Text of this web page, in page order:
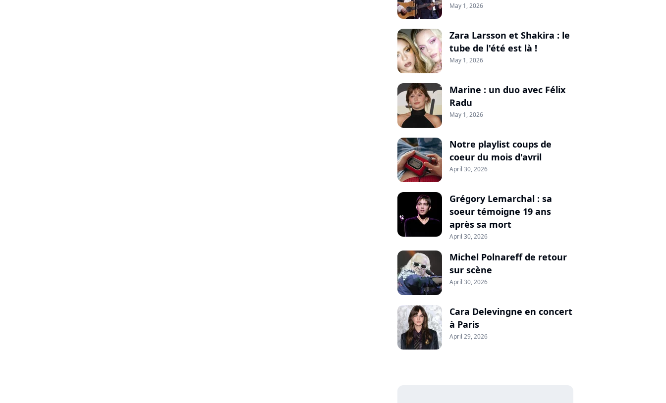
May 1, 2026
Zara Larsson et Shakira : le
tube de l'été est là !
May 1, 2026
Marine : un duo avec Félix
Radu
May 1, 2026
Notre playlist coups de
coeur du mois d'avril
April 30, 2026
Grégory Lemarchal : sa
soeur témoigne 19 ans
après sa mort
April 30, 2026
Michel Polnareff de retour
sur scène
April 30, 2026
Cara Delevingne en concert
à Paris
April 29, 2026